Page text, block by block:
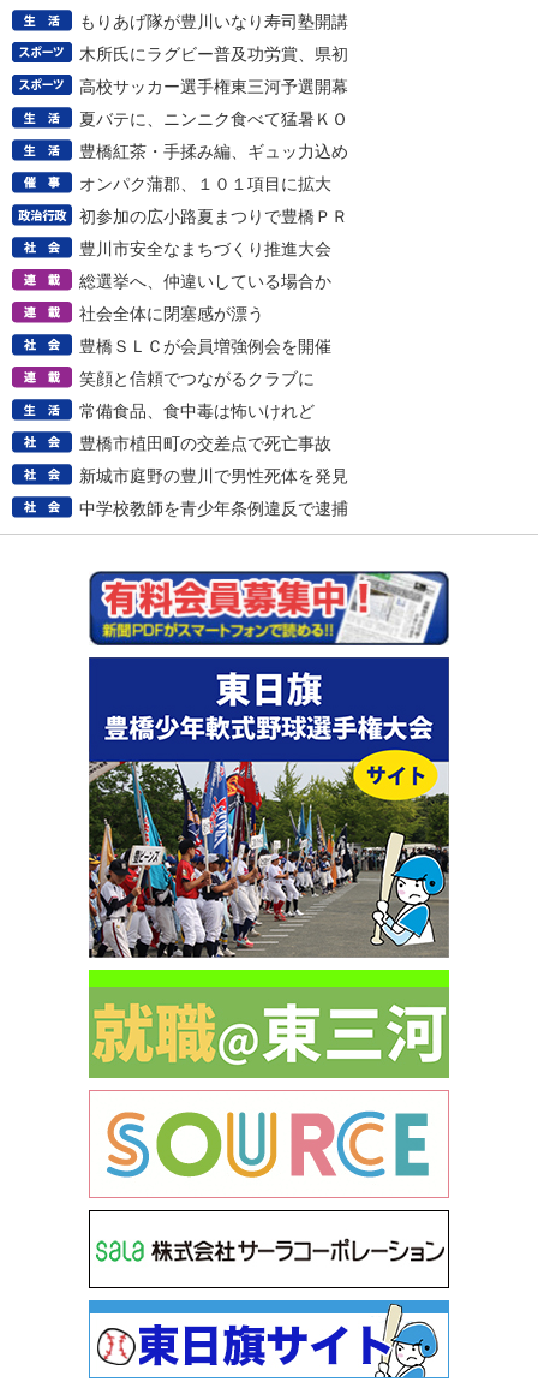
もりあげ隊が豊川いなり寿司塾開講
木所氏にラグビー普及功労賞、県初
高校サッカー選手権東三河予選開幕
夏バテに、ニンニク食べて猛暑ＫＯ
豊橋紅茶・手揉み編、ギュッ力込め
オンパク蒲郡、１０１項目に拡大
初参加の広小路夏まつりで豊橋ＰＲ
豊川市安全なまちづくり推進大会
総選挙へ、仲違いしている場合か
社会全体に閉塞感が漂う
豊橋ＳＬＣが会員増強例会を開催
笑顔と信頼でつながるクラブに
常備食品、食中毒は怖いけれど
豊橋市植田町の交差点で死亡事故
新城市庭野の豊川で男性死体を発見
中学校教師を青少年条例違反で逮捕